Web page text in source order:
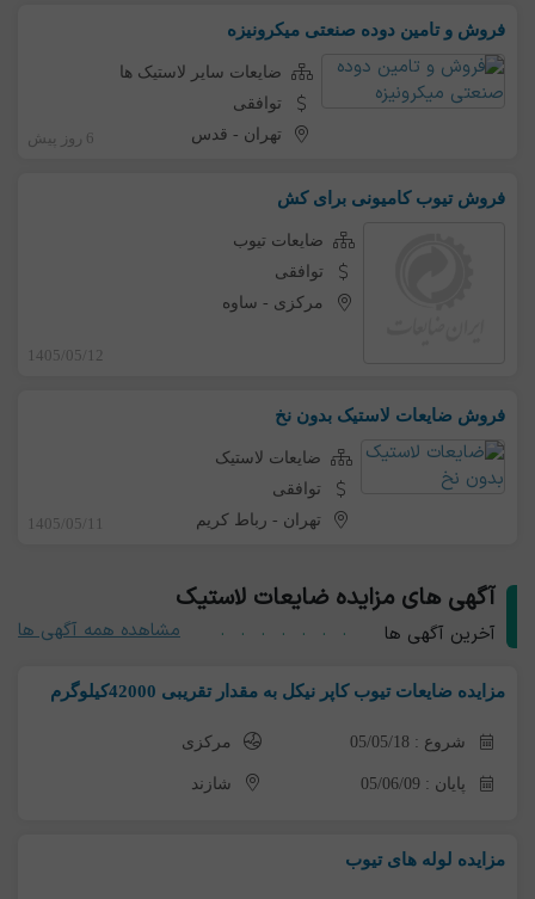
فروش و تامین دوده صنعتی میکرونیزه
ضایعات سایر لاستیک ها
توافقی
تهران - قدس 6 روز پیش
فروش تیوب کامیونی برای کش
ضایعات تیوب
توافقی
مرکزی - ساوه
1405/05/12
فروش ضایعات لاستیک بدون نخ
ضایعات لاستیک
توافقی
تهران - رباط کریم 1405/05/11
آگهی های مزایده ضایعات لاستیک
آخرین آگهی ها مشاهده همه آگهی ها
مزایده ضایعات تیوب کاپر نیکل به مقدار تقریبی 42000کیلوگرم
شروع : 05/05/18 مرکزی
پایان : 05/06/09 شازند
مزایده لوله های تیوب